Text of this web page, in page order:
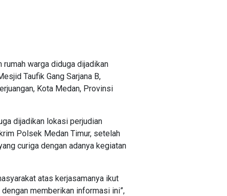
warga diduga dijadikan
Taufik Gang Sarjana B,
Kota Medan, Provinsi
dijadikan lokasi perjudian
Polsek Medan Timur, setelah
curiga dengan adanya kegiatan
atas kerjasamanya ikut
memberikan informasi ini”,